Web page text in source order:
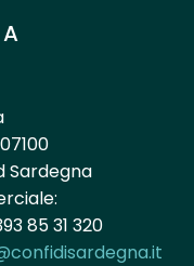
Sardegna
85 31 320